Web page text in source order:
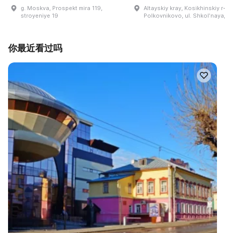
g. Moskva, Prospekt mira 119,
stroyeniye 19
Altayskiy kray, Kosikhinskiy
Polkovnikovo, ul.
你最近看过吗